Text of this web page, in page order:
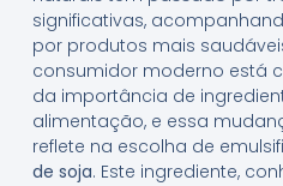
significativas,
por produtos mais
consumidor moderno está
da importância de
alimentação, e essa
reflete na escolha de
de soja. Este ingrediente,